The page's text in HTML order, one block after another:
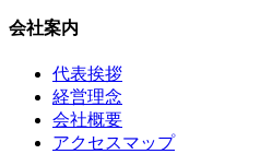
会社案内
代表挨拶
経営理念
会社概要
アクセスマップ